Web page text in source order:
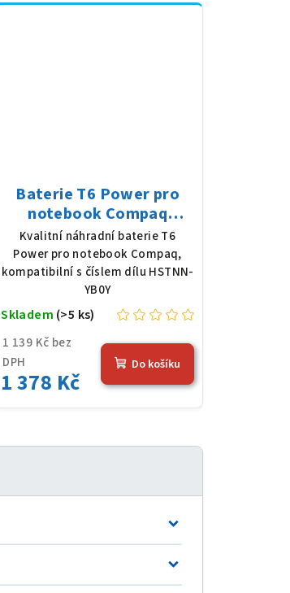
Baterie T6 Power pro
notebook Compaq
HSTNN-YB0Y, Li-Ion, 10,8
V, 5200 mAh (56 Wh),
černá
Kvalitní náhradní baterie T6
Power pro notebook Compaq,
kompatibilní s číslem dílu HSTNN-
YB0Y
1 139 Kč bez
DPH
1 378 Kč
Skladem (>5 ks)
Do košíku